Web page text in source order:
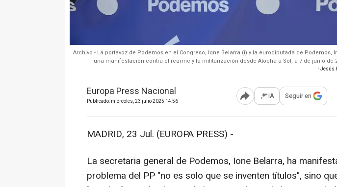
Archivo - La portavoz de Podemos en el Congreso, Ione Belarra (i) y la eurodiputada de Podemos,
una manifestación contra el rearme y la militarización desde Atocha a Sol, a 7 de junio de
- Jesús
Europa Press Nacional
Publicado: miércoles, 23 julio 2025 14:56 Abrir opciones para
IA Seguir en
MADRID, 23 Jul. (EUROPA PRESS) -
La secretaria general de Podemos, Ione Belarra, ha
problema del PP "no es solo que se inventen títulos", sino